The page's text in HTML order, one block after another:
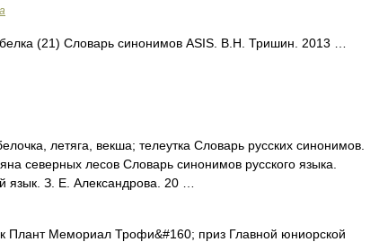
(21) Словарь синонимов ASIS. В.Н. Тришин. 2013 …
летяга, векша; телеутка Словарь русских синонимов.
северных лесов Словарь синонимов русского языка.
язык. З. Е. Александрова. 20 …
Мемориал Трофи&#160; приз Главной юниорской